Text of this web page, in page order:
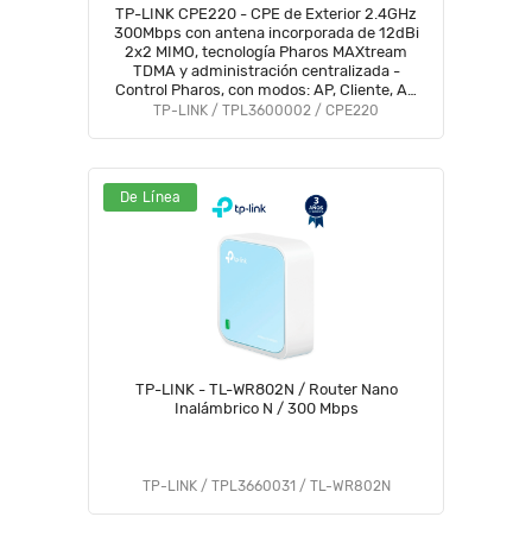
TP-LINK CPE220 - CPE de Exterior 2.4GHz
300Mbps con antena incorporada de 12dBi
2x2 MIMO, tecnología Pharos MAXtream
TDMA y administración centralizada -
Control Pharos, con modos: AP, Cliente, AP
Router, AP Cliente Router (WISP).
TP-LINK / TPL3600002 / CPE220
De Línea
TP-LINK - TL-WR802N / Router Nano
Inalámbrico N / 300 Mbps
TP-LINK / TPL3660031 / TL-WR802N